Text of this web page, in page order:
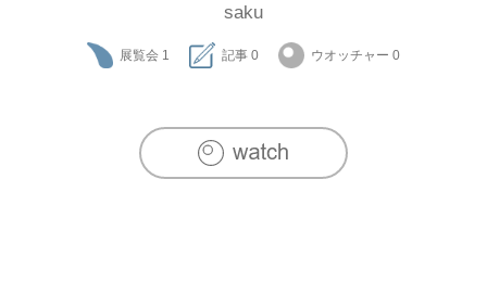
saku
展覧会 1 記事 0 ウオッチャー 0